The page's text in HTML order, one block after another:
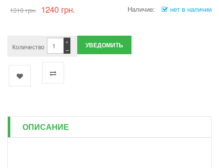
1310 грн. 1240 грн. Наличие: нет в наличии
Количество −
+ УВЕДОМИТЬ
ОПИСАНИЕ